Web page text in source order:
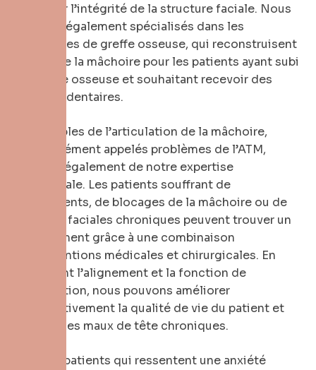
préserver l’intégrité de la structure faciale. Nous
sommes également spécialisés dans les
procédures de greffe osseuse, qui reconstruisent
la base de la mâchoire pour les patients ayant subi
une perte osseuse et souhaitant recevoir des
implants dentaires.
Les troubles de l’articulation de la mâchoire,
communément appelés problèmes de l’ATM,
relèvent également de notre expertise
chirurgicale. Les patients souffrant de
claquements, de blocages de la mâchoire ou de
douleurs faciales chroniques peuvent trouver un
soulagement grâce à une combinaison
d’interventions médicales et chirurgicales. En
corrigeant l’alignement et la fonction de
l’articulation, nous pouvons améliorer
significativement la qualité de vie du patient et
éliminer les maux de tête chroniques.
Pour les patients qui ressentent une anxiété